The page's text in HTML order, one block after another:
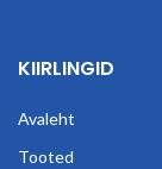
KIIRLINGID
Avaleht
Tooted